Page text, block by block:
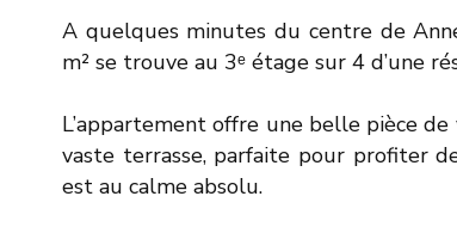
A quelques minutes du centre de
m² se trouve au 3ᵉ étage sur 4 d’une
L’appartement offre une belle pièce
vaste terrasse, parfaite pour profiter
est au calme absolu.